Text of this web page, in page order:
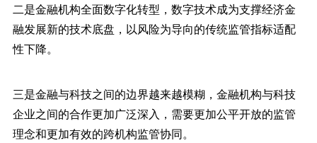
二是金融机构全面数字化转型，数字技术成为支撑经济金
融发展新的技术底盘，以风险为导向的传统监管指标适配
性下降。
三是金融与科技之间的边界越来越模糊，金融机构与科技
企业之间的合作更加广泛深入，需要更加公平开放的监管
理念和更加有效的跨机构监管协同。